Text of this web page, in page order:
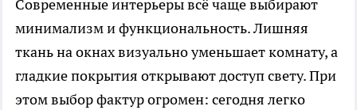
Современные интерьеры всё чаще выбирают
минимализм и функциональность. Лишняя
ткань на окнах визуально уменьшает комнату, а
гладкие покрытия открывают доступ свету. При
этом выбор фактур огромен: сегодня легко